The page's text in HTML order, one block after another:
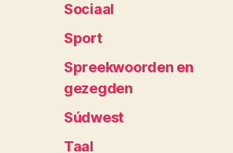
Sociaal
Sport
Spreekwoorden en
gezegden
Súdwest
Taal